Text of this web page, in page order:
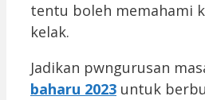
tentu boleh memahami
kelak.
Jadikan pwngurusan
baharu 2023 untuk